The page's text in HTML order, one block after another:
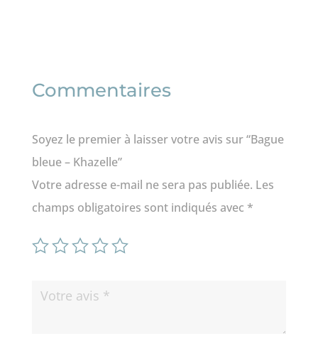
Commentaires
Soyez le premier à laisser votre avis sur “Bague
bleue – Khazelle”
Votre adresse e-mail ne sera pas publiée. Les
champs obligatoires sont indiqués avec *